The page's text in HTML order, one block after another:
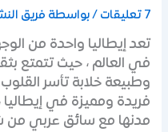
7 تعليقات / بواسطة فريق
تعد إيطاليا واحدة من
في العالم ، حيث تتمتع
وطبيعة خلابة تأسر
فريدة ومميزة في
مدنها مع سائق عربي من